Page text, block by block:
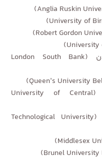
دانشگاه ساوت بنک لندن (London South Bank
دانشگاه مرکزی لنکاوی (University of Central
دانشگاه تکنولوژی دوبلین (Technological University